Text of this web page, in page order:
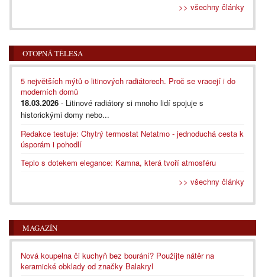
>> všechny články
OTOPNÁ TĚLESA
5 největších mýtů o litinových radiátorech. Proč se vracejí i do
moderních domů
18.03.2026 - Litinové radiátory si mnoho lidí spojuje s
historickými domy nebo...
Redakce testuje: Chytrý termostat Netatmo - jednoduchá cesta k
úsporám i pohodlí
Teplo s dotekem elegance: Kamna, která tvoří atmosféru
>> všechny články
MAGAZÍN
Nová koupelna či kuchyň bez bourání? Použijte nátěr na
keramické obklady od značky Balakryl